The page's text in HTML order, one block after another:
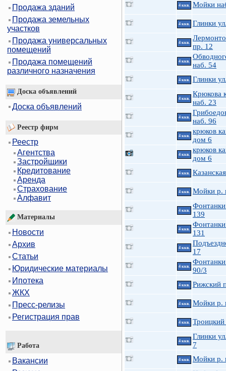
Продажа зданий
Продажа земельных
участков
Продажа универсальных
помещений
Продажа помещений
различного назначения
Доска объявлений
Доска объявлений
Реестр фирм
Реестр
Агентства
Застройщики
Кредитование
Аренда
Страхование
Алфавит
Материалы
Новости
Архив
Статьи
Юридические материалы
Ипотека
ЖКХ
Пресс-релизы
Регистрация прав
Работа
Вакансии
4 ккв. Мойки
4 ккв. Глинки
4 ккв.
пр. 12
4 ккв.
наб. 54
4 ккв. Глинки
4 ккв.
Крюкова
наб. 23
4 ккв.
наб. 96
4 ккв.
крюков
дом 6
4 ккв.
крюков
дом 6
4 ккв.
4 ккв. Мойки р.
4 ккв.
139
4 ккв.
131
4 ккв.
17
4 ккв.
90/3
4 ккв. Рижский
4 ккв. Мойки р.
4 ккв.
4 ккв.
Глинки
7
4 ккв. Мойки р.